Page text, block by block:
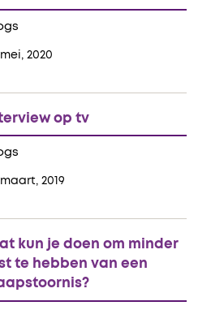
2020
2019
op tv
kun je doen om minder
te hebben van een